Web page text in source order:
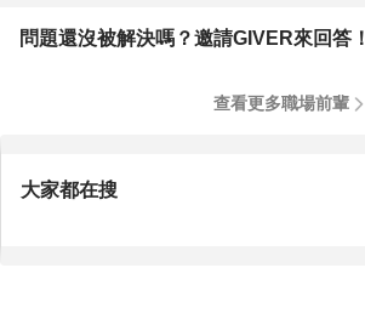
問題還沒被解決嗎？邀請GIVER來回答！
查看更多職場前輩
大家都在搜